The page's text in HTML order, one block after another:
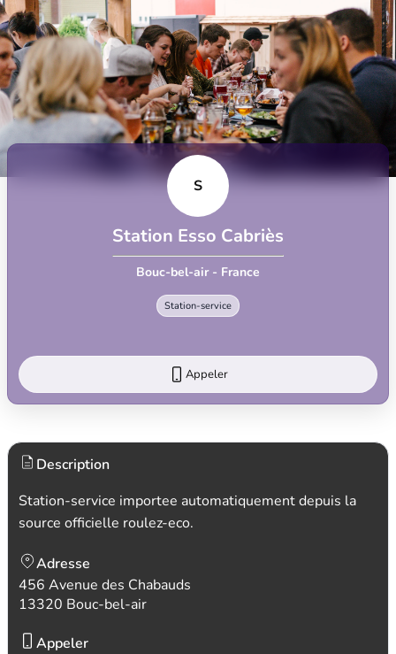
S
Station Esso Cabriès
Bouc-bel-air - France
Station-service
Appeler
Description
Station-service importee automatiquement depuis la
source officielle roulez-eco.
Adresse
456 Avenue des Chabauds
13320 Bouc-bel-air
Appeler